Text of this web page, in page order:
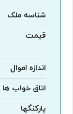
شناسه ملک
قیمت
اندازه اموال
اتاق خواب ها
پارکنگها